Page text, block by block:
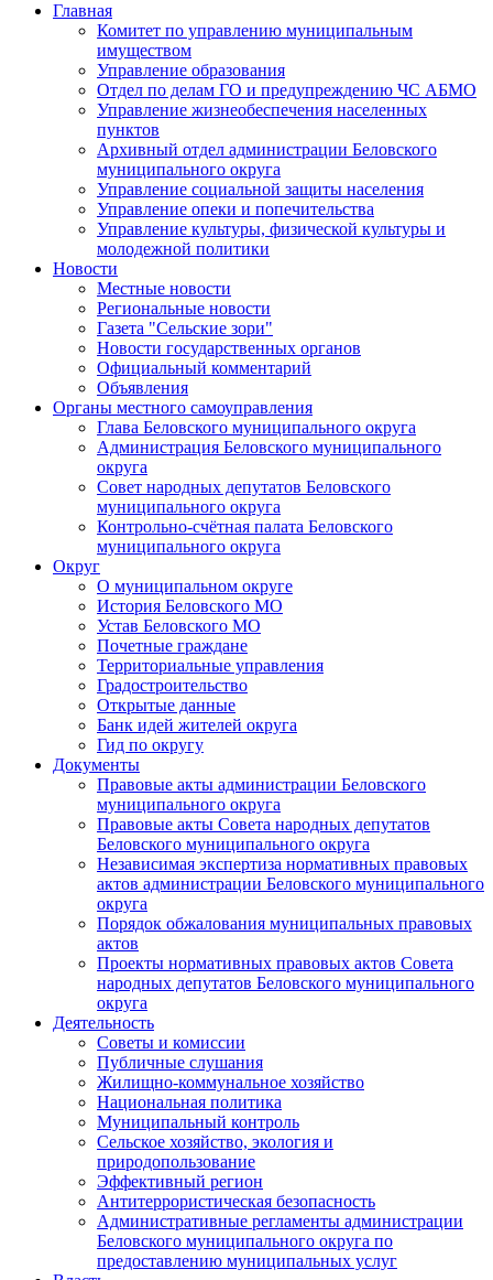
Главная
Комитет по управлению муниципальным
имуществом
Управление образования
Отдел по делам ГО и предупреждению ЧС АБМО
Управление жизнеобеспечения населенных
пунктов
Архивный отдел администрации Беловского
муниципального округа
Управление социальной защиты населения
Управление опеки и попечительства
Управление культуры, физической культуры и
молодежной политики
Новости
Местные новости
Региональные новости
Газета "Сельские зори"
Новости государственных органов
Официальный комментарий
Объявления
Органы местного самоуправления
Глава Беловского муниципального округа
Администрация Беловского муниципального
округа
Совет народных депутатов Беловского
муниципального округа
Контрольно-счётная палата Беловского
муниципального округа
Округ
О муниципальном округе
История Беловского МО
Устав Беловского МО
Почетные граждане
Территориальные управления
Градостроительство
Открытые данные
Банк идей жителей округа
Гид по округу
Документы
Правовые акты администрации Беловского
муниципального округа
Правовые акты Совета народных депутатов
Беловского муниципального округа
Независимая экспертиза нормативных правовых
актов администрации Беловского муниципального
округа
Порядок обжалования муниципальных правовых
актов
Проекты нормативных правовых актов Совета
народных депутатов Беловского муниципального
округа
Деятельность
Советы и комиссии
Публичные слушания
Жилищно-коммунальное хозяйство
Национальная политика
Муниципальный контроль
Сельское хозяйство, экология и
природопользование
Эффективный регион
Антитеррористическая безопасность
Административные регламенты администрации
Беловского муниципального округа по
предоставлению муниципальных услуг